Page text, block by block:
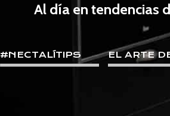
Al día en tendencias
#NECTALÍTIPS EL ARTE